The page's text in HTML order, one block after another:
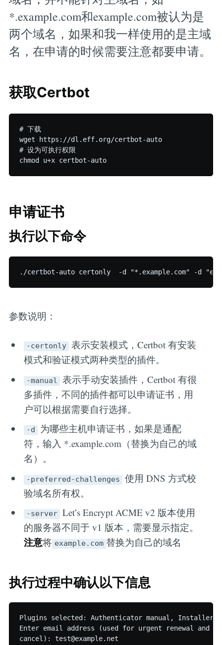
*.example.com和example.com被认为是
两个域名，如果和我一样使用的是主域
名，在申请的时候需要注意都要申请。
获取Certbot
# 下载
wget https://dl.eff.org/certbot-auto
# 设为可执行权限
chmod u+x certbot-auto
申请证书
执行以下命令
参数说明：
-certonly 表示安装模式，Certbot 有安装
模式和验证模式两种类型的插件。
-manual
表示手动安装插件，Certbot 有很
多插件，不同的插件都可以申请证书，用
户可以根据需要自行选择。
-d
为哪些主机申请证书，如果是通配
符，输入 *.example.com（替换为自己的域
名）。
-preferred-challenges
使用 DNS 方式校
验域名所有权。
-server Let’s Encrypt ACME v2 版本使用
的服务器不同于 v1 版本，需要显示指定。
注意将 example.com 替换为自己的域名
执行过程中确认以下信息
Plugins selected: Authenticator manual, Installer
Enter email address (used for urgent renewal
cancel): test@example.net